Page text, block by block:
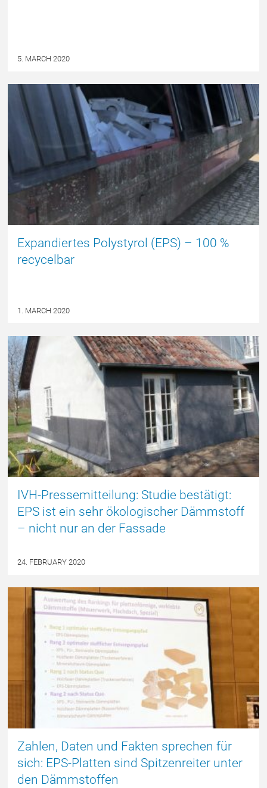
5. MARCH 2020
Expandiertes Polystyrol (EPS) – 100 %
recycelbar
1. MARCH 2020
DEUTSCH
IVH-Pressemitteilung: Studie bestätigt:
EPS ist ein sehr ökologischer Dämmstoff
– nicht nur an der Fassade
24. FEBRUARY 2020
DEUTSCH
Zahlen, Daten und Fakten sprechen für
sich: EPS-Platten sind Spitzenreiter unter
den Dämmstoffen